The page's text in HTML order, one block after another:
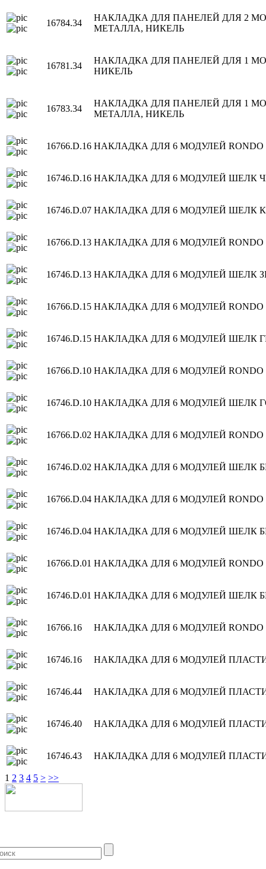
16784.34
НАКЛАДКА ДЛЯ ПАНЕЛЕЙ ДЛЯ 2
МЕТАЛЛА, НИКЕЛЬ
16781.34
НАКЛАДКА ДЛЯ ПАНЕЛЕЙ ДЛЯ 1
НИКЕЛЬ
16783.34
НАКЛАДКА ДЛЯ ПАНЕЛЕЙ ДЛЯ 1
МЕТАЛЛА, НИКЕЛЬ
16766.D.16 НАКЛАДКА ДЛЯ 6 МОДУЛЕЙ
16746.D.16 НАКЛАДКА ДЛЯ 6 МОДУЛЕЙ ШЕЛК
16746.D.07 НАКЛАДКА ДЛЯ 6 МОДУЛЕЙ ШЕЛК
16766.D.13 НАКЛАДКА ДЛЯ 6 МОДУЛЕЙ
16746.D.13 НАКЛАДКА ДЛЯ 6 МОДУЛЕЙ ШЕЛК
16766.D.15 НАКЛАДКА ДЛЯ 6 МОДУЛЕЙ
16746.D.15 НАКЛАДКА ДЛЯ 6 МОДУЛЕЙ ШЕЛК
16766.D.10 НАКЛАДКА ДЛЯ 6 МОДУЛЕЙ
16746.D.10 НАКЛАДКА ДЛЯ 6 МОДУЛЕЙ ШЕЛК
16766.D.02 НАКЛАДКА ДЛЯ 6 МОДУЛЕЙ
16746.D.02 НАКЛАДКА ДЛЯ 6 МОДУЛЕЙ ШЕЛК
16766.D.04 НАКЛАДКА ДЛЯ 6 МОДУЛЕЙ
16746.D.04 НАКЛАДКА ДЛЯ 6 МОДУЛЕЙ ШЕЛК
16766.D.01 НАКЛАДКА ДЛЯ 6 МОДУЛЕЙ
16746.D.01 НАКЛАДКА ДЛЯ 6 МОДУЛЕЙ ШЕЛК
16766.16 НАКЛАДКА ДЛЯ 6 МОДУЛЕЙ
16746.16 НАКЛАДКА ДЛЯ 6 МОДУЛЕЙ
16746.44 НАКЛАДКА ДЛЯ 6 МОДУЛЕЙ
16746.40 НАКЛАДКА ДЛЯ 6 МОДУЛЕЙ
16746.43 НАКЛАДКА ДЛЯ 6 МОДУЛЕЙ
1 2 3 4 5 > >>